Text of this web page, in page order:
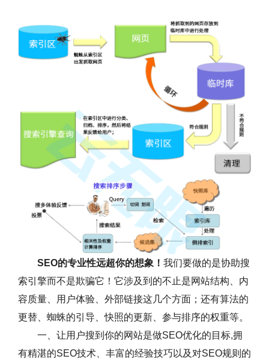
SEO的专业性远超你的想象！ 我们要做的是协助搜
索引擎而不是欺骗它！它涉及到的不止是网站结构、内
容质量、用户体验、外部链接这几个方面；还有算法的
更替、蜘蛛的引导、快照的更新、参与排序的权重等。
一、让用户搜到你的网站是做SEO优化的目标,拥
有精湛的SEO技术、丰富的经验技巧以及对SEO规则的